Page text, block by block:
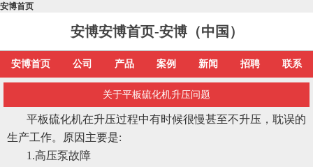
安博首页
安博安博首页-安博（中国）
安博首页 公司 产品 案例 新闻 招聘 联系
关于平板硫化机升压问题
平板硫化机在升压过程中有时候很慢甚至不升压，耽误的
生产工作。原因主要是:
1.高压泵故障